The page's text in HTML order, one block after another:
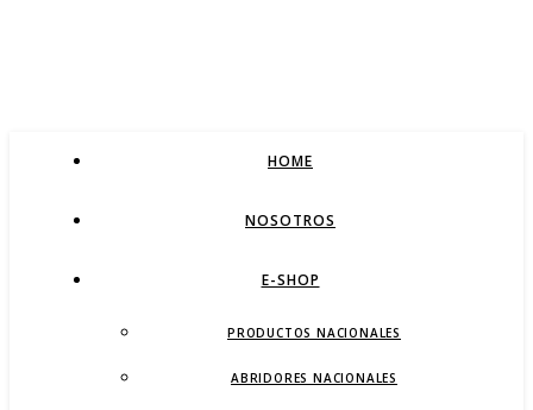
HOME
NOSOTROS
E-SHOP
PRODUCTOS NACIONALES
ABRIDORES NACIONALES